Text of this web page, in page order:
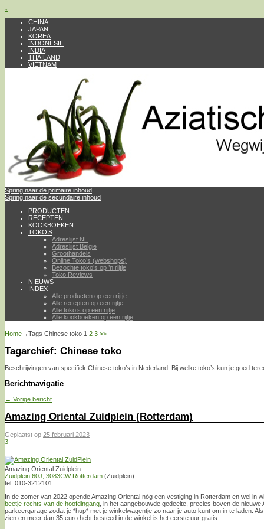
↓
CHINA
JAPAN
KOREA
INDONESIË
INDIA
THAILAND
VIETNAM
Spring naar de primaire inhoud
Spring naar de secundaire inhoud
PRODUCTEN
RECEPTEN
KOOKBOEKEN
TOKO’S
Adreslijst NL
Adreslijst België
Groothandels
Online Toko’s (webshops)
Bezochte toko’s op ’n rijtje
Toko Reviews
NIEUWS
INDEX
Alle producten op een rijtje
Alle recepten op een rijtje
Alle toko’s op een rijtje
Alle kookboeken op een rijtje
Home→Tags Chinese toko 1 2 3 >>
Tagarchief: Chinese toko
Beschrijvingen van specifiek Chinese toko’s in Nederland. Bij welke toko’s kun je goed
Berichtnavigatie
← Vorige bericht
Amazing Oriental Zuidplein (Rotterdam)
Geplaatst op 25 februari 2023
3
Amazing Oriental Zuidplein
Zuidplein 60J, 3083CW Rotterdam (Zuidplein)
tel. 010-3212101
In de zomer van 2022 opende Amazing Oriental nóg een vestiging in Rotterdam en wel in
beetje rechts van de hoofdingang , in het aangebouwde gedeelte, precies boven de
parkeergarage zodat je *hup* met je winkelwagentje zo naar je auto kunt om in te laden.
zien en meer dan 35 euro hebt besteed in de winkel is het eerste uur gratis.